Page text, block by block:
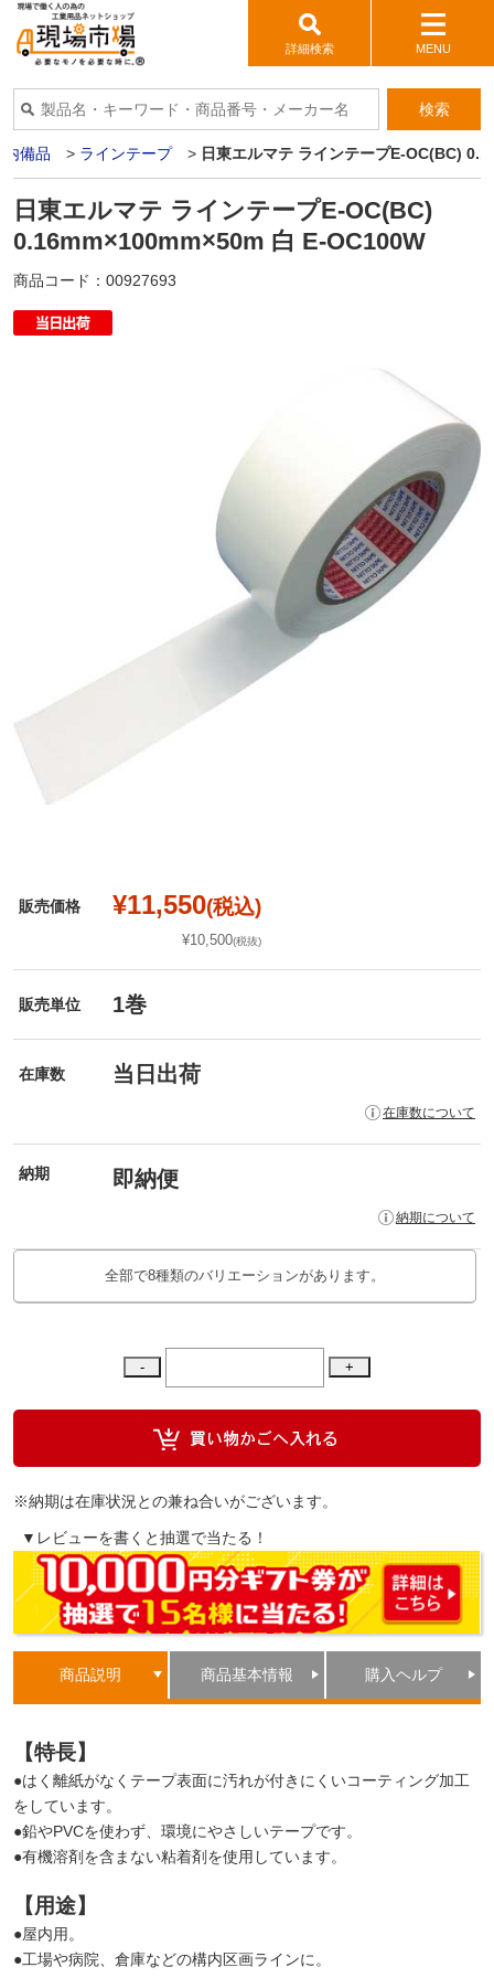
詳細検索 MENU
検索
内備品 > ラインテープ > 日東エルマテ ラインテープE-OC(BC)
日東エルマテ ラインテープE-OC(BC)
0.16mm×100mm×50m 白 E-OC100W
商品コード： 00927693
販売価格 ¥11,550(税込)
¥10,500(税抜)
販売単位 1巻
在庫数 当日出荷
在庫数について
納期 即納便
納期について
全部で8種類のバリエーションがあります。
※納期は在庫状況との兼ね合いがございます。
▼レビューを書くと抽選で当たる！
商品説明 商品基本情報 購入ヘルプ
【特長】
●はく離紙がなくテープ表面に汚れが付きにくいコーティング加工
をしています。
●鉛やPVCを使わず、環境にやさしいテープです。
●有機溶剤を含まない粘着剤を使用しています。
【用途】
●屋内用。
●工場や病院、倉庫などの構内区画ラインに。